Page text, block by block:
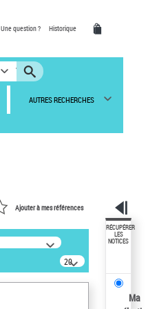
Une question ? Historique
AUTRES RECHERCHES
Ajouter à mes références
20
résultats/page
RÉCUPÉRER
LES
NOTICES
Ma